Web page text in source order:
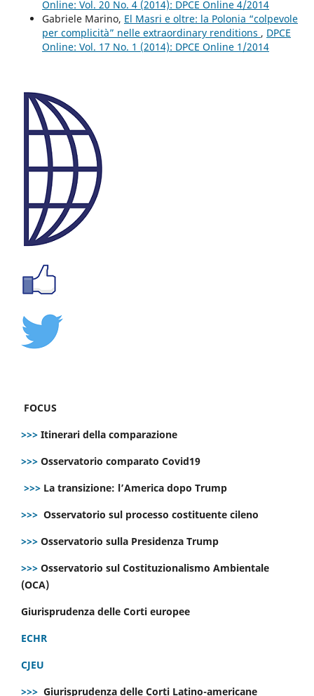
Online: Vol. 20 No. 4 (2014): DPCE Online 4/2014
Gabriele Marino, El Masri e oltre: la Polonia “colpevole
per complicità” nelle extraordinary renditions , DPCE
Online: Vol. 17 No. 1 (2014): DPCE Online 1/2014
FOCUS
>>> Itinerari della comparazione
>>> Osservatorio comparato Covid19
>>> La transizione: l’America dopo Trump
>>> Osservatorio sul processo costituente cileno
>>> Osservatorio sulla Presidenza Trump
>>> Osservatorio sul Costituzionalismo Ambientale
(OCA)
Giurisprudenza delle Corti europee
ECHR
CJEU
>>> Giurisprudenza delle Corti Latino-americane